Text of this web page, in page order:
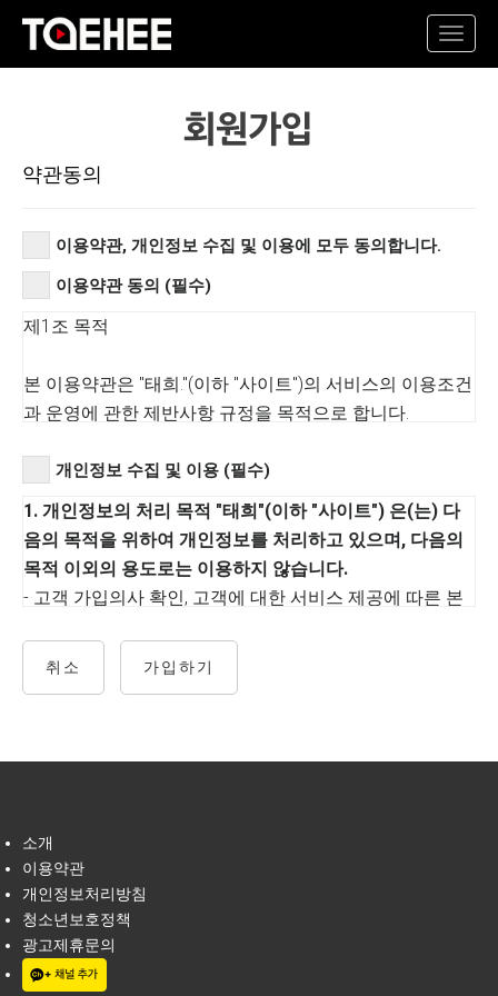
약관동의
이용약관, 개인정보 수집 및 이용에 모두 동의합니다.
이용약관 동의 (필수)
제1조 목적
본 이용약관은 "태희."(이하 "사이트")의 서비스의 이용조건
과 운영에 관한 제반사항 규정을 목적으로 합니다.
제2조 용어의 정의
본 약관에서 사용되는 주요한 용어의 정의는 다음과 같습
니다.
회원등록을 한 자로서, 사이트와의 이용계약을 체결하고
사이트를 이용하는 이용자를 말합니다.
② 이용계약 : 사이트 이용과 관련하여 사이트와 회원간에
③ 회원 아이디(이하 "ID") : 회원의 식별과 회원의 서비스
④ 비밀번호 : 회원이 부여받은 ID와 일치된 회원임을 확인
하고 회원의 권익보호를 위하여 회원이 선정한 문자와 숫
자의 조합을 말합니다.
⑤ 운영자 : 서비스에 홈페이지를 개설하여 운영하는 운영
자를 말합니다.
⑥ 해지 : 회원이 이용계약을 해약하는 것을 말합니다.
개인정보 수집 및 이용 (필수)
1. 개인정보의 처리 목적 "태희"(이하 "사이트") 은(는) 다
음의 목적을 위하여 개인정보를 처리하고 있으며, 다음의
목적 이외의 용도로는 이용하지 않습니다.
- 고객 가입의사 확인, 고객에 대한 서비스 제공에 따른 본
는 서비스 공급에 따른 금액 결제, 물품 또는 서비스의 공
따라 위탁업무 수행목적 외 개인정보 처리금지, 기술적․ 관
리적 보호조치, 재위탁 제한, 수탁자에 대한 관리․ 감독, 손
해배상 등 책임에 관한 사항을 계약서 등 문서에 명시하고,
수탁자가 개인정보를 안전하게 처리하는지를 감독하고 있
습니다.
취소 가입하기
소개
이용약관
개인정보처리방침
청소년보호정책
광고제휴문의